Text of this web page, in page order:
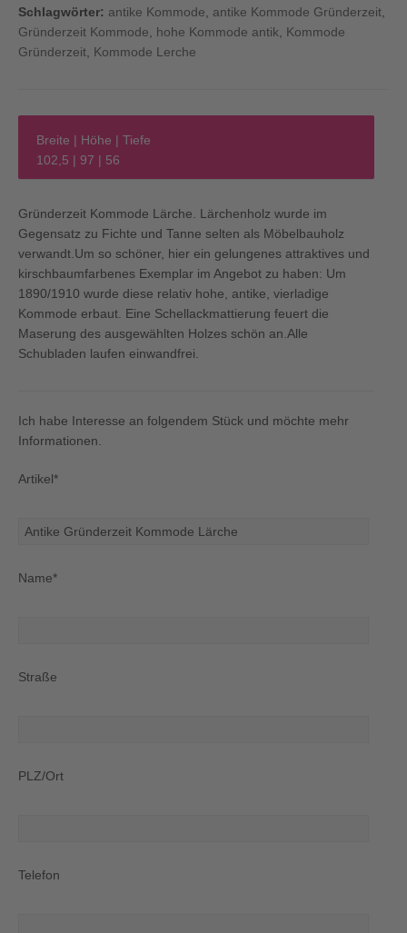
Schlagwörter: antike Kommode antike Kommode Gründerzeit
Gründerzeit Kommode
hohe Kommode antik
Kommode
Gründerzeit Kommode Lerche
Breite | Höhe | Tiefe
102,5 | 97 | 56
Gründerzeit Kommode Lärche. Lärchenholz wurde im
Gegensatz zu Fichte und Tanne selten als Möbelbauholz
verwandt.Um so schöner, hier ein gelungenes attraktives und
kirschbaumfarbenes Exemplar im Angebot zu haben: Um
1890/1910 wurde diese relativ hohe, antike, vierladige
Kommode erbaut. Eine Schellackmattierung feuert die
Maserung des ausgewählten Holzes schön an.Alle
Schubladen laufen einwandfrei.
Ich habe Interesse an folgendem Stück und möchte mehr
Informationen.
Artikel*
Name*
Straße
PLZ/Ort
Telefon